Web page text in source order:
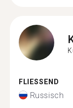
FLIESSEND
Russisch